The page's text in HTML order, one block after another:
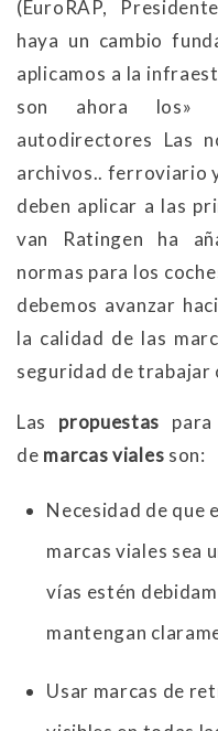
(EuroRAP,
haya un cambio
aplicamos a la
son ahora los»
autodirectores Las
archivos.. ferroviario
deben aplicar a las
van Ratingen ha
normas para los
debemos avanzar
la calidad de las
seguridad de trabajar
Las propuestas
de marcas viales son:
Necesidad de que
marcas viales sea
vías estén
mantengan
Usar marcas de